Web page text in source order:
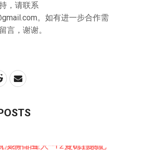
，请联系
。如有进一步合作需
言，谢谢。